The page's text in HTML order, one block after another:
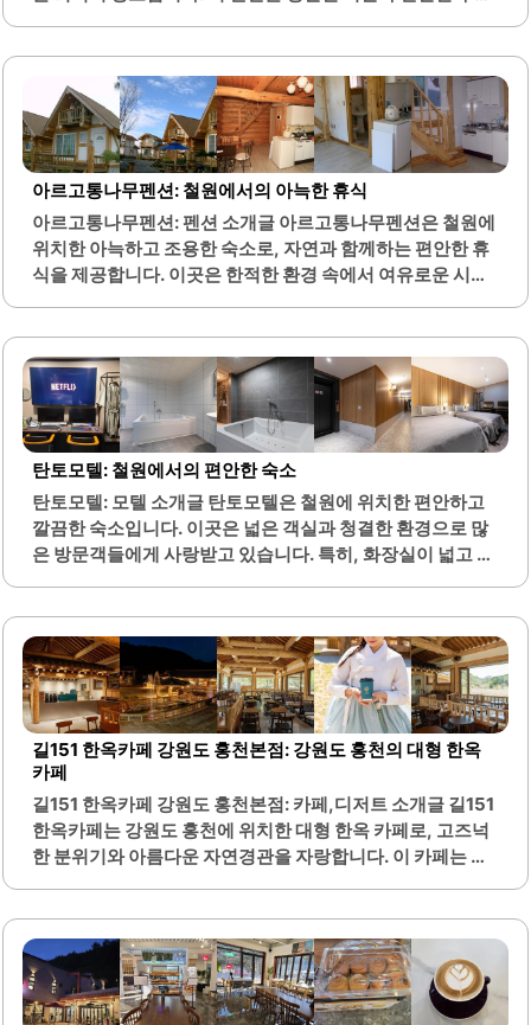
또한, 넓은 방과 따뜻한 난방 시스템이 마련되어 있어 계절에
상관없이 편안한 휴식을 취할 수 있습니다. 펜션 주변에는 고
석정, 한탄강 주상절리길, 햇불전망대 등 다양한 관광지가 가
까이 있어 편리한 접근이 가능합니다. 바베큐장을 갖춘 야외
테라스는 친구들과의 모임이나 가족과의 시간을 더욱 특별하
게 만들어 줍니다.또한, 자연이 어우러진 정원과 산책로는 방
문객들에게 힐링의 기회를 제공합니다. 푸른솔펜션은 특히
저녁 노을이 아름다워 사진 촬영 장소로도 인기가 높습니다.
이곳은 단체 여행에도 적합하여,..
아르고통나무펜션: 철원에서의 아늑한 휴식
아르고통나무펜션: 펜션 소개글 아르고통나무펜션은 철원에
위치한 아늑하고 조용한 숙소로, 자연과 함께하는 편안한 휴
식을 제공합니다. 이곳은 한적한 환경 속에서 여유로운 시간
에게 만족감을 줍니다.특히, 요리를 할 수 있는 주방이 있어
가족이나 친구들과 함께하는 여행에 적합합니다. 아르고통
나무펜션은 겨울철에도 따뜻한 난방 시스템을 갖추고 있어
쾌적한 환경을 유지합니다. 방과 거실이 넓어 단체 이용에도
적합하며, 각 방에서 아름다운 자연 경관을 감상할 수 있는 발
코니가 마련되어 있습니다.또한, 청결한 화장실과 편리한 온
도 조절 기능이 있어 더욱 쾌적한 숙박을 경험할 수 있습니다.
바베큐장도 운영되고 있으며, 사전 문의를 통해 직화구이를
즐길 수 있는 옵션이 제공됩니다...
탄토모텔: 철원에서의 편안한 숙소
탄토모텔: 모텔 소개글 탄토모텔은 철원에 위치한 편안하고
깔끔한 숙소입니다. 이곳은 넓은 객실과 청결한 환경으로 많
은 방문객들에게 사랑받고 있습니다. 특히, 화장실이 넓고 깔
갖추어져 있습니다. 넷플릭스와 같은 스트리밍 서비스도 이
용할 수 있어 여유로운 시간을 보낼 수 있습니다. 사장님은 친
절하게 손님을 맞이하며, 추가 침구와 같은 서비스도 제공하
여 편안한 숙박을 도와줍니다.탄토모텔은 철원 지역의 주요
교통편과 가까워 접근성이 뛰어납니다. 근처에는 버스터미
널과 시장이 있어 다양한 편의시설을 이용할 수 있습니다. 이
곳은 출장이나 여행 중 편안한 휴식을 원하는 분들에게 적합
한 장소입니다.또한, 주차 공간이 넓어 차량 이용 시에도 편리
합니다. 탄토모텔은 청결과 편안함을 중시하는 분들에게..
길151 한옥카페 강원도 홍천본점: 강원도 홍천의 대형 한옥
카페
길151 한옥카페 강원도 홍천본점: 카페,디저트 소개글 길151
한옥카페는 강원도 홍천에 위치한 대형 한옥 카페로, 고즈넉
한 분위기와 아름다운 자연경관을 자랑합니다. 이 카페는 전
련되어 있어 어린이와 함께 시간을 보내기 좋은 환경을 조성
하고 있습니다.카페 내부는 조용하고 편안한 음악이 흐르며,
한옥의 전통적인 요소와 현대적인 감각이 조화를 이루고 있
습니다. 메뉴는 다양한 커피와 차, 디저트로 구성되어 있으